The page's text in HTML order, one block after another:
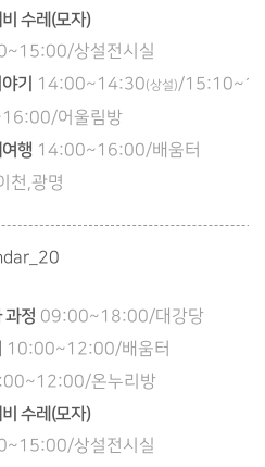
수레(모자)
상설전시실
기 14:00~14:30(상설)/
어울림방
행 14:00~16:00/배움터
천,광명
과정 09:00~18:00/대강당
10:00~12:00/배움터
온누리방
수레(모자)
상설전시실